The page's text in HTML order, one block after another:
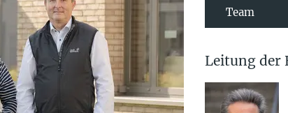
Team
Leitung der